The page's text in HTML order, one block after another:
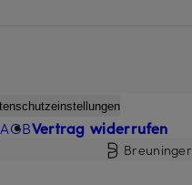
AGBVertrag widerrufen
Breuninger